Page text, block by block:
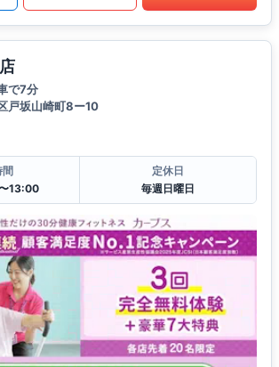
で7分
戸坂山崎町8ー10
13:00
定休日
毎週日曜日